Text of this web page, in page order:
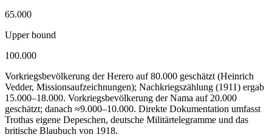
65.000
Upper bound
100.000
Vorkriegsbevölkerung der Herero auf 80.000 geschätzt (Heinrich
Vedder, Missionsaufzeichnungen); Nachkriegszählung (1911) ergab
15.000–18.000. Vorkriegsbevölkerung der Nama auf 20.000
geschätzt; danach ≈9.000–10.000. Direkte Dokumentation umfasst
Trothas eigene Depeschen, deutsche Militärtelegramme und das
britische Blaubuch von 1918.